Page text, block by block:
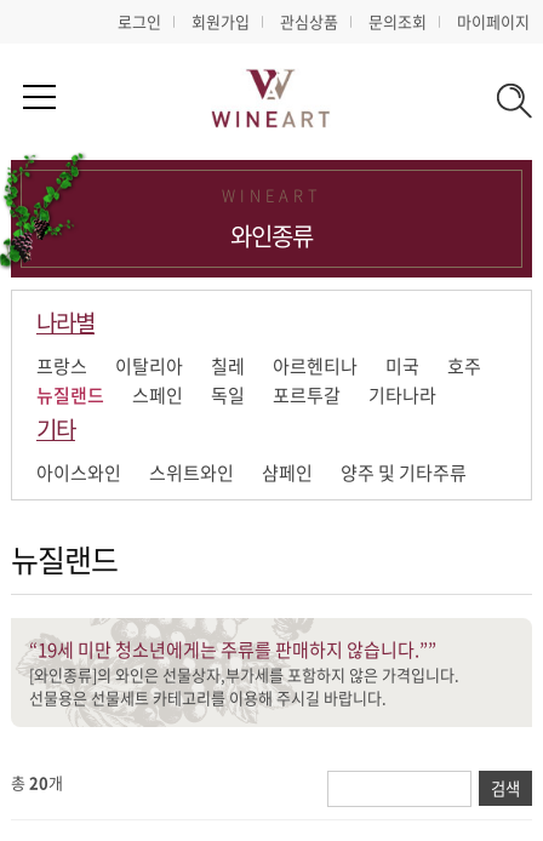
로그인 회원가입 관심상품 문의조회 마이페이지
WINEART
와인종류
나라별
프랑스 이탈리아 칠레 아르헨티나 미국
호주
뉴질랜드
스페인 독일 포르투갈 기타나라
기타
아이스와인 스위트와인 샴페인 양주 및 기타주류
뉴질랜드
“19세 미만 청소년에게는 주류를 판매하지 않습니다.””
[와인종류]의 와인은 선물상자,부가세를 포함하지 않은 가격입니다.
선물용은 선물세트 카테고리를 이용해 주시길 바랍니다.
총20개